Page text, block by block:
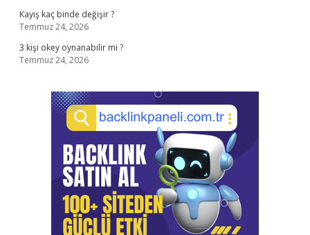
Kayış kaç binde değişir ?
Temmuz 24, 2026
3 kişi okey oynanabilir mi ?
Temmuz 24, 2026